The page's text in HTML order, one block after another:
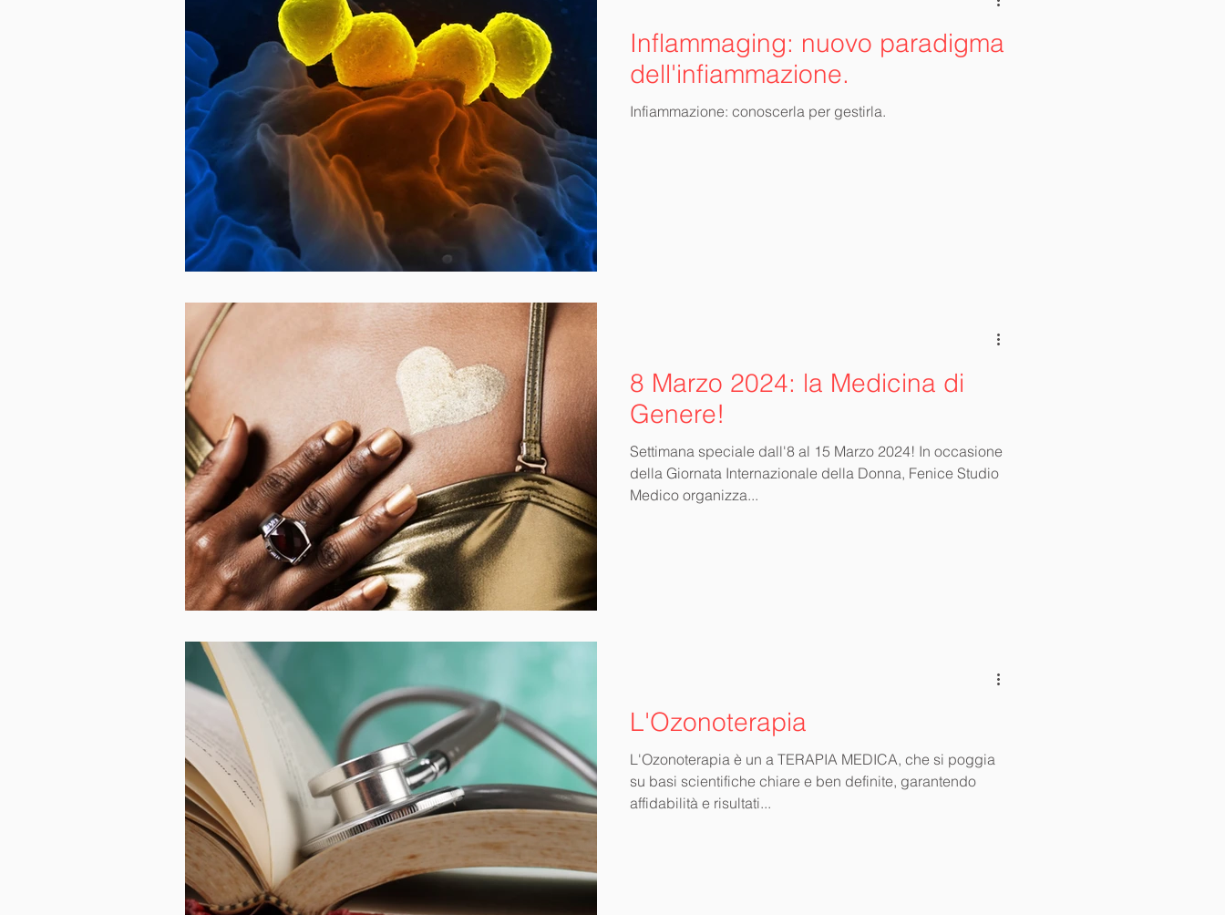
Inflammaging: nuovo paradigma
dell'infiammazione.
Infiammazione: conoscerla per gestirla.
8 Marzo 2024: la Medicina di
Genere!
Settimana speciale dall'8 al 15 Marzo 2024! In occasione
della Giornata Internazionale della Donna, Fenice Studio
Medico organizza...
L'Ozonoterapia
L'Ozonoterapia è un a TERAPIA MEDICA, che si poggia
su basi scientifiche chiare e ben definite, garantendo
affidabilità e risultati...